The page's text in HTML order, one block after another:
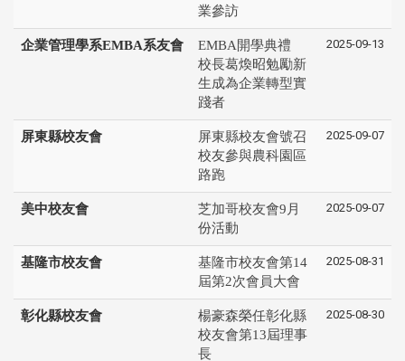
業參訪
企業管理學系EMBA系友會
EMBA開學典禮
校長葛煥昭勉勵新
生成為企業轉型實
踐者
2025-09-13
屏東縣校友會
屏東縣校友會號召
校友參與農科園區
路跑
2025-09-07
美中校友會
芝加哥校友會9月
份活動
2025-09-07
基隆市校友會
基隆市校友會第14
屆第2次會員大會
2025-08-31
彰化縣校友會
楊豪森榮任彰化縣
校友會第13屆理事
長
2025-08-30